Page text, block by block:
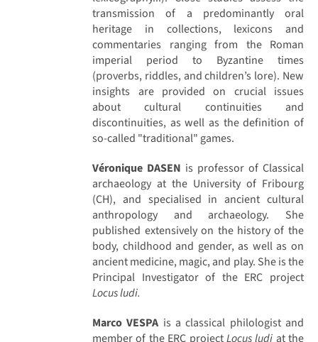
transmission of a predominantly oral
heritage in collections, lexicons and
commentaries ranging from the Roman
imperial period to Byzantine times
(proverbs, riddles, and children’s lore). New
insights are provided on crucial issues
about cultural continuities and
discontinuities, as well as the definition of
so-called "traditional" games.
Véronique DASEN is professor of Classical
archaeology at the University of Fribourg
(CH), and specialised in ancient cultural
anthropology and archaeology. She
published extensively on the history of the
body, childhood and gender, as well as on
ancient medicine, magic, and play. She is the
Principal Investigator of the ERC project
Locus ludi.
Marco VESPA is a classical philologist and
member of the ERC projectLocus ludi at the